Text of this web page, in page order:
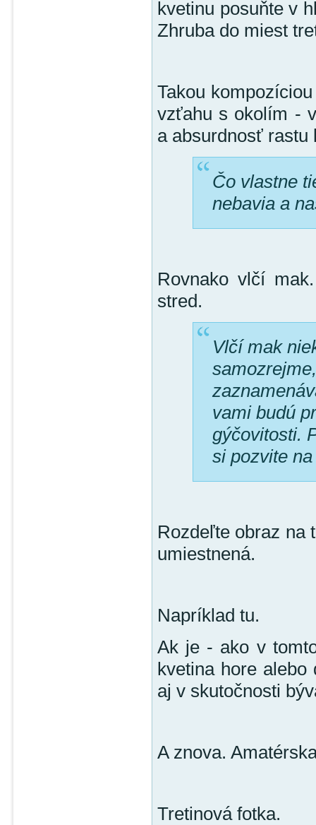
kvetinu posuňte v
Zhruba do miest
Takou
vzťahu s okolím -
a absurdnosť rastu
Čo vlastne
nebavia a
Rovnako vlčí
stred.
Vlčí mak
vami budú
gýčovitosti.
si pozvite
Rozdeľte obraz na
umiestnená.
Napríklad tu.
Ak je - ako v
kvetina hore
aj v skutočnosti
A znova.
Tretinová fotka.